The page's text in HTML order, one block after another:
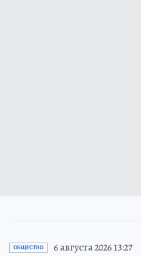
ОБЩЕСТВО 6 августа 2026 13:27